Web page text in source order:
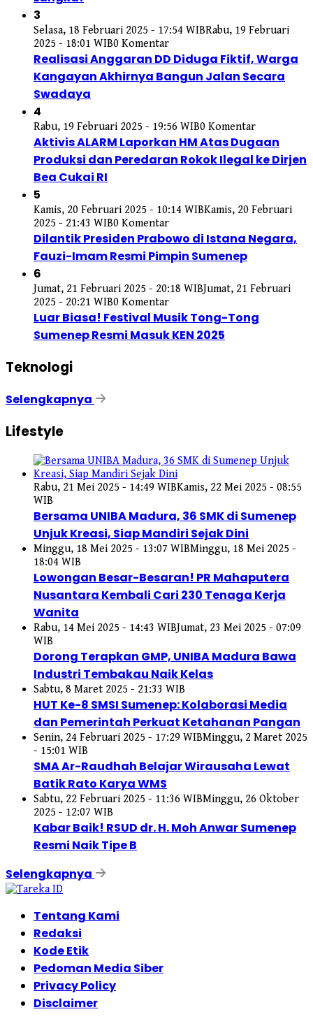
3
Selasa, 18 Februari 2025 - 17:54 WIBRabu, 19 Februari
2025 - 18:01 WIB0 Komentar
Realisasi Anggaran DD Diduga Fiktif, Warga
Kangayan Akhirnya Bangun Jalan Secara
Swadaya
4
Rabu, 19 Februari 2025 - 19:56 WIB0 Komentar
Aktivis ALARM Laporkan HM Atas Dugaan
Produksi dan Peredaran Rokok Ilegal ke Dirjen
Bea Cukai RI
5
Kamis, 20 Februari 2025 - 10:14 WIBKamis, 20 Februari
2025 - 21:43 WIB0 Komentar
Dilantik Presiden Prabowo di Istana Negara,
Fauzi-Imam Resmi Pimpin Sumenep
6
Jumat, 21 Februari 2025 - 20:18 WIBJumat, 21 Februari
2025 - 20:21 WIB0 Komentar
Luar Biasa! Festival Musik Tong-Tong
Sumenep Resmi Masuk KEN 2025
Teknologi
Selengkapnya
Lifestyle
Rabu, 21 Mei 2025 - 14:49 WIBKamis, 22 Mei 2025 - 08:55
WIB
Bersama UNIBA Madura, 36 SMK di Sumenep
Unjuk Kreasi, Siap Mandiri Sejak Dini
Minggu, 18 Mei 2025 - 13:07 WIBMinggu, 18 Mei 2025 -
18:04 WIB
Lowongan Besar-Besaran! PR Mahaputera
Nusantara Kembali Cari 230 Tenaga Kerja
Wanita
Rabu, 14 Mei 2025 - 14:43 WIBJumat, 23 Mei 2025 - 07:09
WIB
Dorong Terapkan GMP, UNIBA Madura Bawa
Industri Tembakau Naik Kelas
Sabtu, 8 Maret 2025 - 21:33 WIB
HUT Ke-8 SMSI Sumenep: Kolaborasi Media
dan Pemerintah Perkuat Ketahanan Pangan
Senin, 24 Februari 2025 - 17:29 WIBMinggu, 2 Maret 2025
- 15:01 WIB
SMA Ar-Raudhah Belajar Wirausaha Lewat
Batik Rato Karya WMS
Sabtu, 22 Februari 2025 - 11:36 WIBMinggu, 26 Oktober
2025 - 12:07 WIB
Kabar Baik! RSUD dr. H. Moh Anwar Sumenep
Resmi Naik Tipe B
Selengkapnya
Tentang Kami
Redaksi
Kode Etik
Pedoman Media Siber
Privacy Policy
Disclaimer